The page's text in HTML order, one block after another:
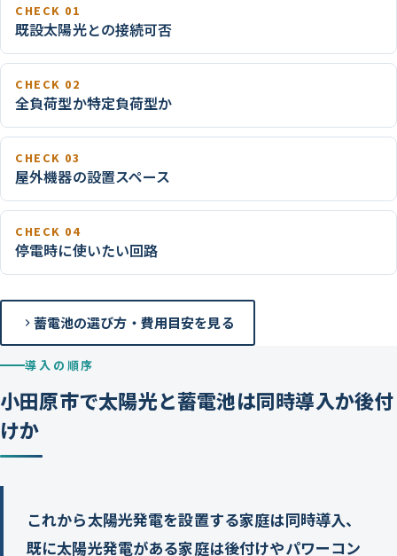
CHECK 01
既設太陽光との接続可否
CHECK 02
全負荷型か特定負荷型か
CHECK 03
屋外機器の設置スペース
CHECK 04
停電時に使いたい回路
蓄電池の選び方・費用目安を見る
導入の順序
小田原市で太陽光と蓄電池は同時導入か後付
けか
これから太陽光発電を設置する家庭は同時導入、
既に太陽光発電がある家庭は後付けやパワーコン